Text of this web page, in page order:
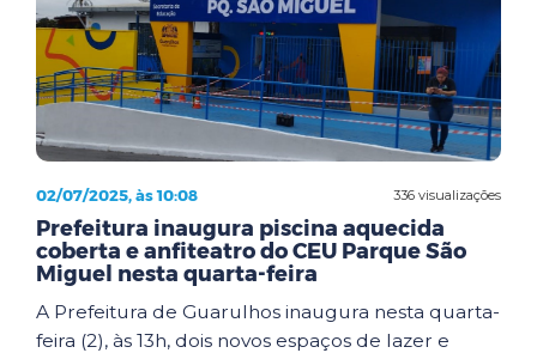
336 visualizações
02/07/2025, às 10:08
Prefeitura inaugura piscina aquecida
coberta e anfiteatro do CEU Parque São
Miguel nesta quarta-feira
A Prefeitura de Guarulhos inaugura nesta quarta-
feira (2), às 13h, dois novos espaços de lazer e